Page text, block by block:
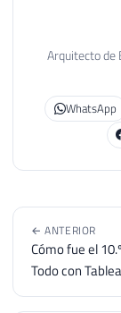
Arquitecto de
WhatsApp
← ANTERIOR
Cómo fue el
Todo con